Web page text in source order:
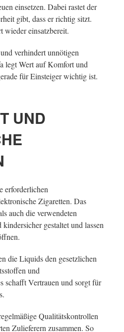
einsetzen. Dabei rastet der
gibt, dass er richtig sitzt.
wieder einsatzbereit.
verhindert unnötigen
Wert auf Komfort und
für Einsteiger wichtig ist.
UND
erforderlichen
Zigaretten. Das
auch die verwendeten
gestaltet und lassen
die Liquids den gesetzlichen
und
schafft Vertrauen und sorgt für
Qualitätskontrollen
Zulieferern zusammen. So